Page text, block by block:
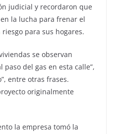
judicial y recordaron que
la lucha para frenar el
para sus hogares.
se observan
paso del gas en esta calle”,
entre otras frases.
originalmente
la empresa tomó la